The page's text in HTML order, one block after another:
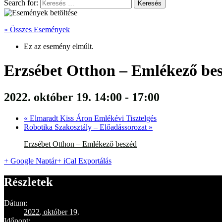
Search for:
« Összes Események
Ez az esemény elmúlt.
Erzsébet Otthon – Emlékező
2022. október 19. 14:00 - 17:00
« Elmaradt Kiss Áron Emlékévi Tisztelgés
Robotika Szakosztály – Előadássorozat »
Erzsébet Otthon – Emlékező beszéd
+ Google Naptár+ iCal Exportálás
Részletek
Dátum:
2022. október 19.